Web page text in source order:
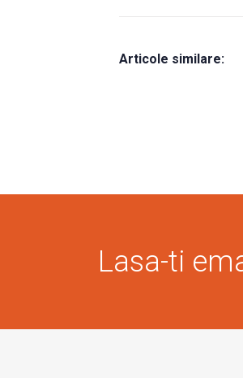
Articole similare:
Lasa-ti